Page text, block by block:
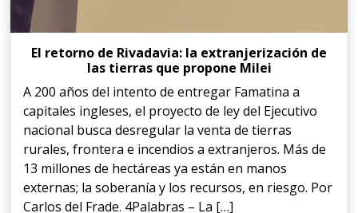
El retorno de Rivadavia: la extranjerización de
las tierras que propone Milei
A 200 años del intento de entregar Famatina a
capitales ingleses, el proyecto de ley del Ejecutivo
nacional busca desregular la venta de tierras
rurales, frontera e incendios a extranjeros. Más de
13 millones de hectáreas ya están en manos
externas; la soberanía y los recursos, en riesgo. Por
Carlos del Frade. 4Palabras – La […]